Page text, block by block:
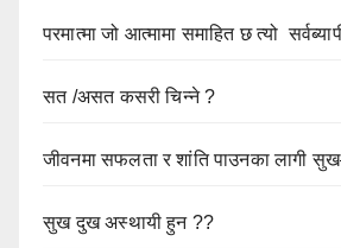
परमात्मा जो आत्मामा समाहित छ त्यो
सत /असत कसरी चिन्ने ?
जीवनमा सफलता र शांति पाउनका लागी
सुख दुख अस्थायी हुन ??